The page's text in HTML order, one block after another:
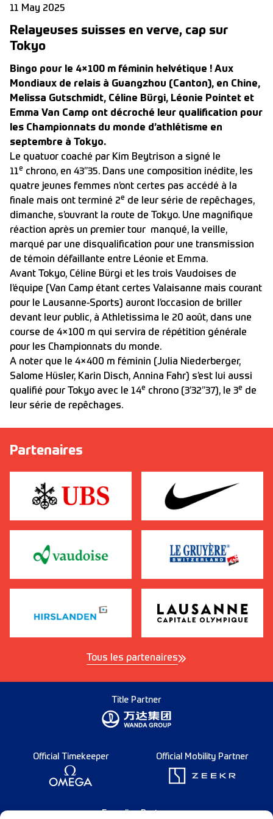
11 May 2025
Relayeuses suisses en verve, cap sur
Tokyo
Bingo pour le 4×100 m féminin helvétique ! Aux
Mondiaux de relais à Guangzhou (Canton), en Chine,
Melissa Gutschmidt, Céline Bürgi, Léonie Pointet et
Emma Van Camp ont décroché leur qualification pour
les Championnats du monde d’athlétisme en
septembre à Tokyo.
Le quatuor coaché par Kim Beytrison a signé le
11e chrono, en 43’’35. Dans une composition inédite, les
quatre jeunes femmes n’ont certes pas accédé à la
finale mais ont terminé 2e de leur série de repêchages,
dimanche, s’ouvrant la route de Tokyo. Une magnifique
réaction après un premier tour manqué, la veille,
marqué par une disqualification pour une transmission
de témoin défaillante entre Léonie et Emma.
Avant Tokyo, Céline Bürgi et les trois Vaudoises de
l’équipe (Van Camp étant certes Valaisanne mais courant
pour le Lausanne-Sports) auront l’occasion de briller
devant leur public, à Athletissima le 20 août, dans une
course de 4×100 m qui servira de répétition générale
pour les Championnats du monde.
A noter que le 4×400 m féminin (Julia Niederberger,
Salome Hüsler, Karin Disch, Annina Fahr) s’est lui aussi
qualifié pour Tokyo avec le 14e chrono (3’32’’37), le 3e de
leur série de repêchages.
Partenaires
Tous les partenaires
Title Partner
Official Timekeeper Official Mobility Partner